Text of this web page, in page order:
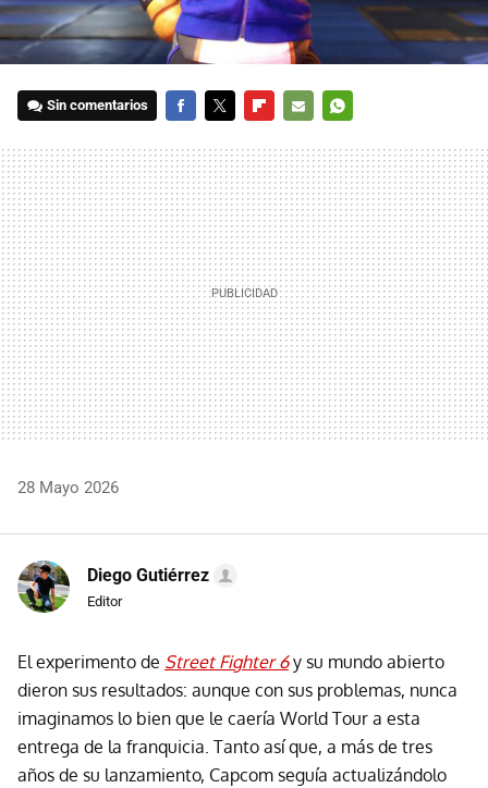
Sin comentarios
MAIL
28 Mayo 2026
Diego Gutiérrez
Editor
El experimento de Street Fighter 6y su mundo abierto
dieron sus resultados: aunque con sus problemas, nunca
imaginamos lo bien que le caería World Tour a esta
entrega de la franquicia. Tanto así que, a más de tres
años de su lanzamiento, Capcom seguía actualizándolo